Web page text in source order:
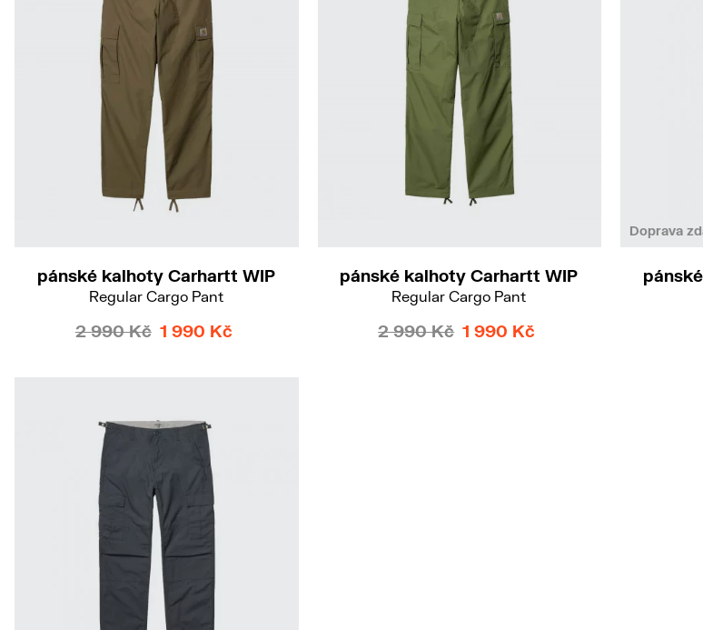
pánské kalhoty Carhartt WIP
Regular Cargo Pant
2 990 Kč 1 990 Kč
pánské kalhoty Carhartt WIP
Regular Cargo Pant
2 990 Kč 1 990 Kč
Doprava